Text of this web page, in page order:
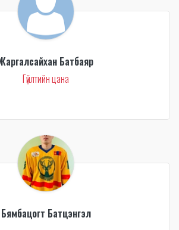
Батбаяр
Гүйлтийн цана
Бямбацогт Батцэнгэл